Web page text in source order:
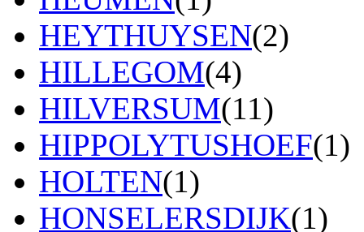
HEYTHUYSEN(2)
HILLEGOM(4)
HILVERSUM(11)
HIPPOLYTUSHOEF(1)
HOLTEN(1)
HONSELERSDIJK(1)